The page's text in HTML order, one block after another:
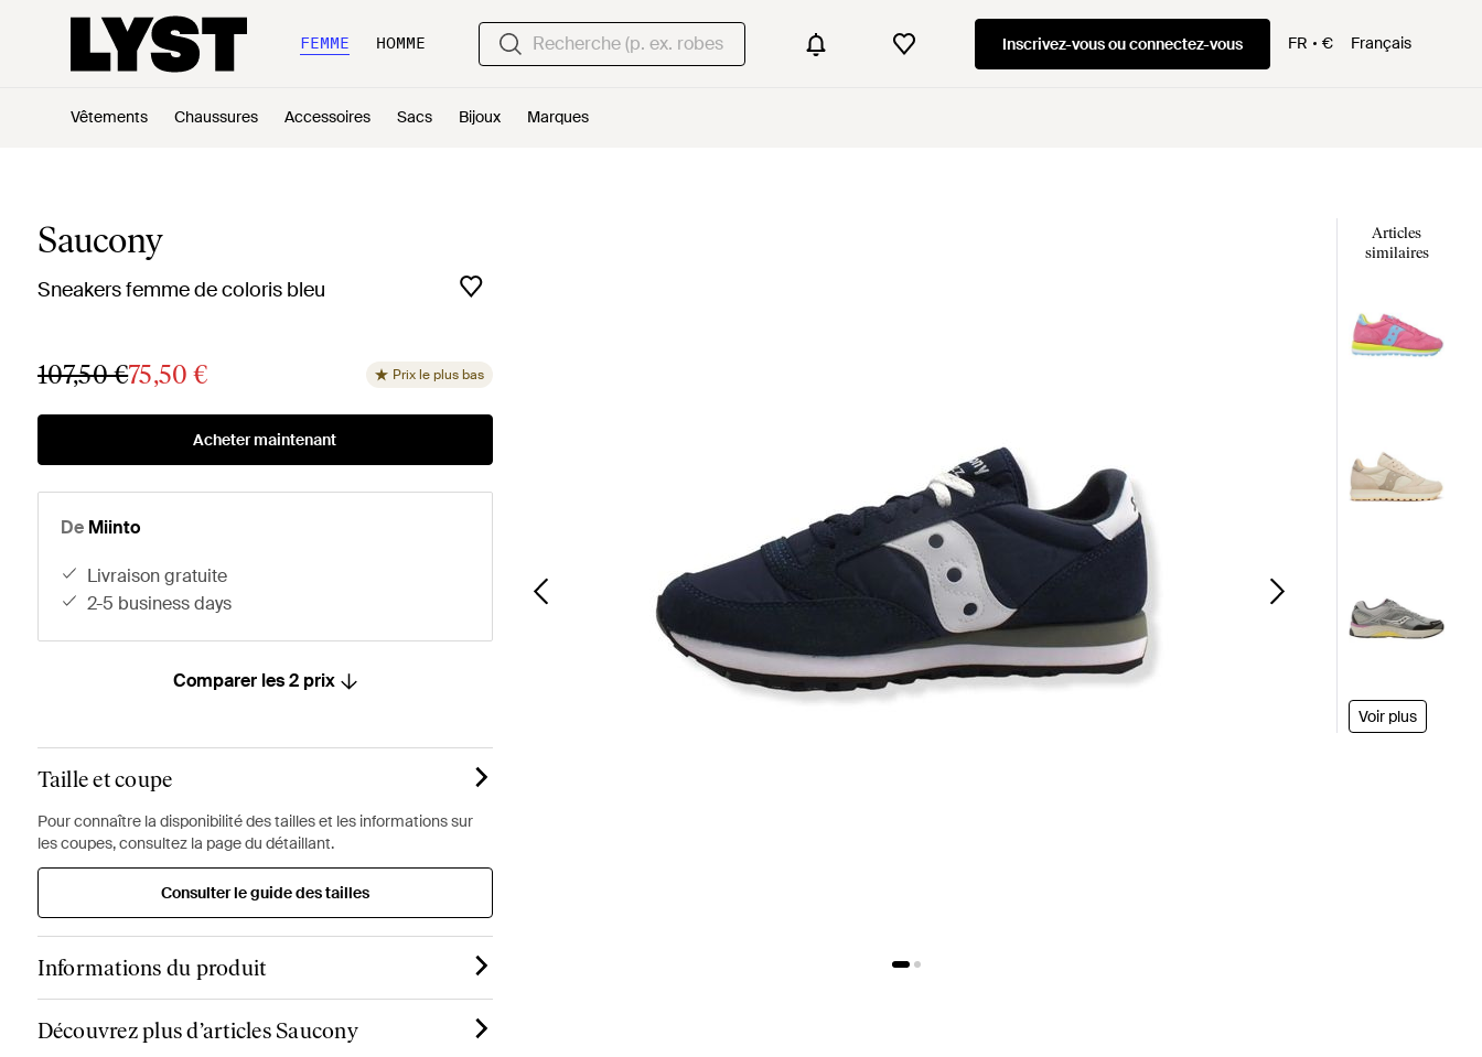
FEMME HOMME Inscrivez-vous ou connectez-vous FR € Français
Vêtements Chaussures Accessoires Sacs Bijoux Marques
Saucony
Sneakers femme de coloris bleu
107,50 €75,50 € Prix le plus bas
Acheter maintenant
De Miinto
livraison gratuite
2-5 business days
Comparer les 2 prix
Taille et coupe
Pour connaître la disponibilité des tailles et les informations sur
les coupes, consultez la page du détaillant.
Consulter le guide des tailles
Informations du produit
Découvrez plus d’articles Saucony
Articles
similaires
Voir plus